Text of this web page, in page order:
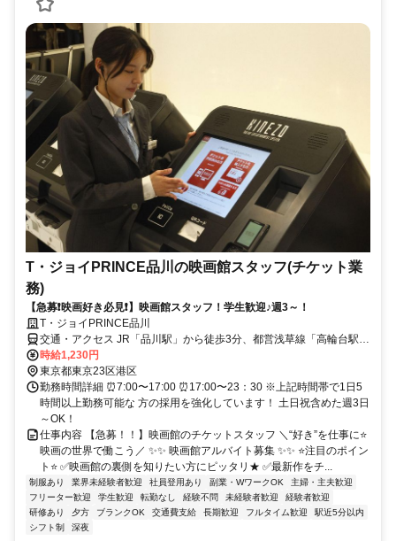
T・ジョイPRINCE品川の映画館スタッフ(チケット業
務)
【急募❗映画好き必見❗】映画館スタッフ！学生歓迎♪週3～！
T・ジョイPRINCE品川
交通・アクセス JR「品川駅」から徒歩3分、都営浅草線「高輪台駅」
から徒歩12分、JR「高輪ゲートウェイ駅」から徒歩16分、「品川駅
高輪口」バス停から徒歩4分
時給1,230円
東京都東京23区港区
勤務時間詳細 ⏰7:00〜17:00 ⏰17:00〜23：30 ※上記時間帯で1日5
時間以上勤務可能な 方の採用を強化しています！ 土日祝含めた週3日
～OK！
仕事内容 【急募！！】映画館のチケットスタッフ ＼“好き”を仕事に⭐
映画の世界で働こう／ ✨✨ 映画館アルバイト募集 ✨✨ ⭐注目のポイン
ト⭐ ✅映画館の裏側を知りたい方にピッタリ★ ✅最新作をチ...
制服あり 業界未経験者歓迎 社員登用あり 副業・WワークOK
主婦・主夫歓迎
フリーター歓迎
学生歓迎 転勤なし 経験不問 未経験者歓迎
経験者歓迎
研修あり
夕方 ブランクOK 交通費支給 長期歓迎 フルタイム歓迎
駅近5分以内
シフト制
深夜